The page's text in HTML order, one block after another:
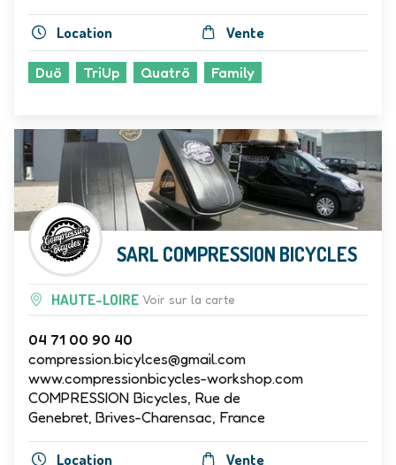
Location Vente
Duö TriUp Quatrö Family
SARL COMPRESSION BICYCLES
HAUTE-LOIRE Voir sur la carte
04 71 00 90 40
compression.bicylces@gmail.com
www.compressionbicycles-workshop.com
COMPRESSION Bicycles, Rue de
Genebret, Brives-Charensac, France
Location Vente